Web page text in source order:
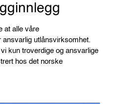
at alle våre
utlånsvirksomhet.
kun troverdige og ansvarlige
hos det norske